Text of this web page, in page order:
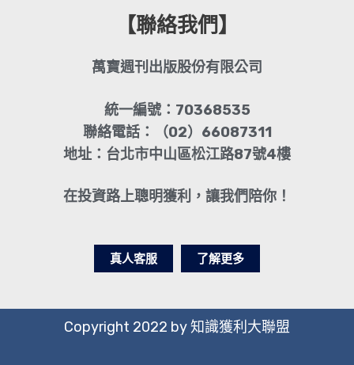
【聯絡我們】
萬寶週刊出版股份有限公司
統一編號：70368535
聯絡電話：（02）66087311
地址：台北市中山區松江路87號4樓
在投資路上聰明獲利，讓我們陪你！
真人客服 了解更多
Copyright 2022 by 知識獲利大聯盟